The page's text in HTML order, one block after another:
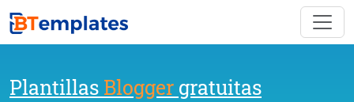
Plantillas Blogger gratuitas